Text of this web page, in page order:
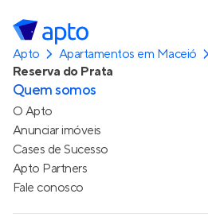
Apto Apartamentos em Maceió
Reserva do Prata
Quem somos
O Apto
Anunciar imóveis
Cases de Sucesso
Apto Partners
Fale conosco